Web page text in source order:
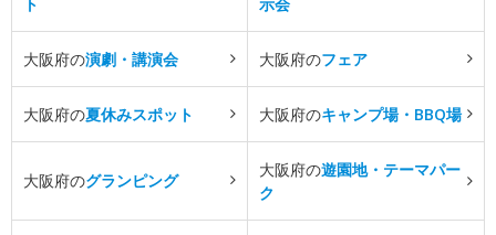
大阪府の演劇・講演会 大阪府のフェア
大阪府の夏休みスポット 大阪府のキャンプ場・BBQ場
大阪府のグランピング
大阪府の遊園地・テーマパー
ク